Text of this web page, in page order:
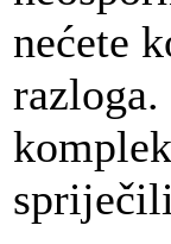
nećete